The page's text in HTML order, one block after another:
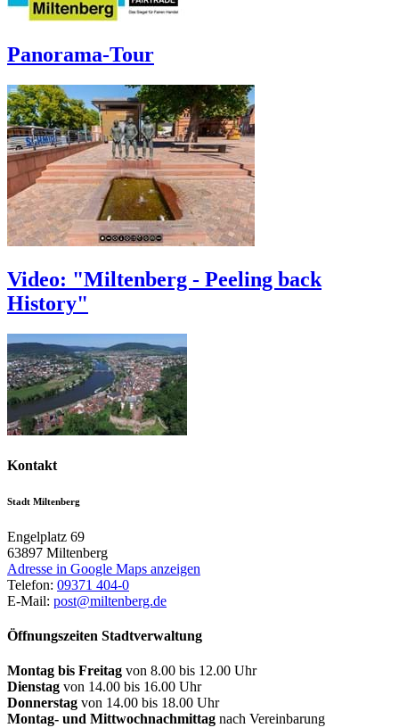
Panorama-Tour
Video: "Miltenberg - Peeling back
History"
Kontakt
Stadt Miltenberg
Engelplatz 69
63897 Miltenberg
Adresse in Google Maps anzeigen
Telefon: 09371 404-0
E-Mail: post@miltenberg.de
Öffnungszeiten Stadtverwaltung
Montag bis Freitag von 8.00 bis 12.00 Uhr
Dienstag von 14.00 bis 16.00 Uhr
Donnerstag von 14.00 bis 18.00 Uhr
Montag- und Mittwochnachmittag nach Vereinbarung